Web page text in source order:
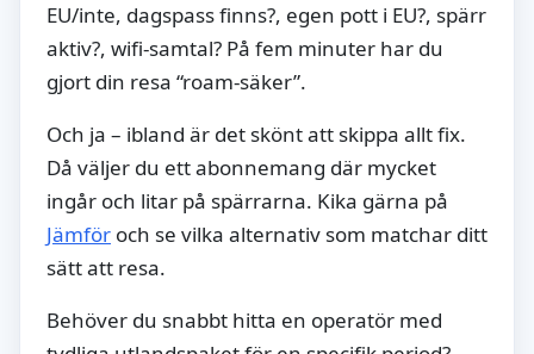
EU/inte, dagspass finns?, egen pott i EU?, spärr
aktiv?, wifi-samtal? På fem minuter har du
gjort din resa “roam-säker”.
Och ja – ibland är det skönt att skippa allt fix.
Då väljer du ett abonnemang där mycket
ingår och litar på spärrarna. Kika gärna på
Jämför och se vilka alternativ som matchar ditt
sätt att resa.
Behöver du snabbt hitta en operatör med